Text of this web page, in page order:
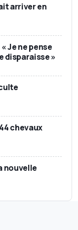
arriver en
Je ne pense
disparaisse »
chevaux
nouvelle